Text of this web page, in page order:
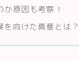
原因も考察！
を向けた真意とは？